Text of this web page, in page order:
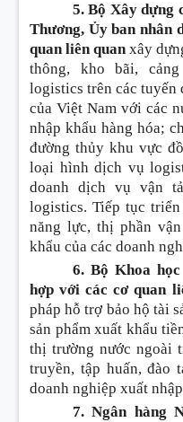
5. Bộ Xây dựng
Thương, Ủy ban nhân
quan liên quanxây
thông, kho bãi,
logistics trên các tuyến
của Việt Nam với các
nhập khẩu hàng hóa;
đường thủy khu vực
loại hình dịch vụ
doanh dịch vụ vận
logistics. Tiếp tục
năng lực, thị phần
khẩu của các doanh
6. Bộ Khoa
hợp với các cơ quan
pháp hỗ trợ bảo hộ tài
sản phẩm xuất khẩu
thị trường nước ngoài
truyền, tập huấn, đào
doanh nghiệp xuất
7. Ngân hàng